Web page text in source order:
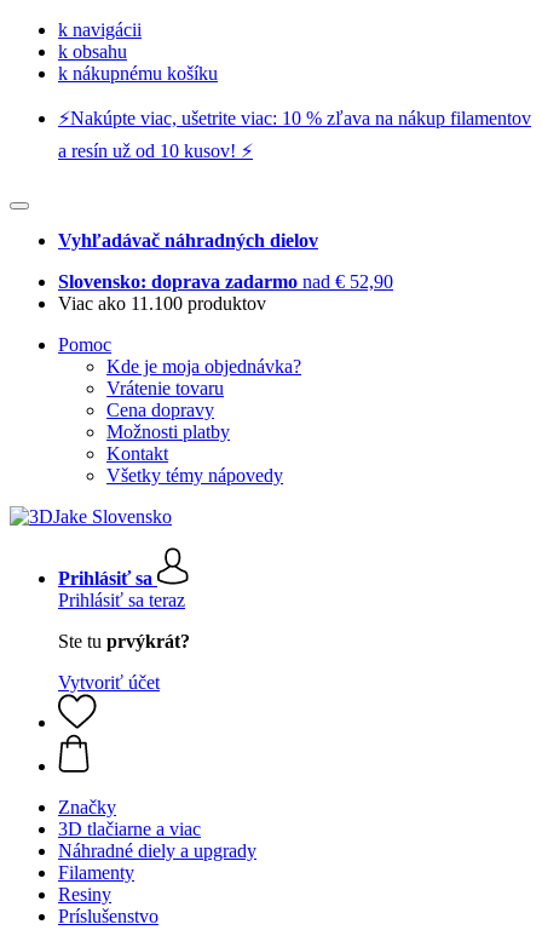
k navigácii
k obsahu
k nákupnému košíku
⚡️Nakúpte viac, ušetrite viac: 10 % zľava na nákup filamentov
a resín už od 10 kusov! ⚡️
Vyhľadávač náhradných dielov
Slovensko: doprava zadarmo nad € 52,90
Viac ako 11.100 produktov
Pomoc
Kde je moja objednávka?
Vrátenie tovaru
Cena dopravy
Možnosti platby
Kontakt
Všetky témy nápovedy
Prihlásiť sa
Prihlásiť sa teraz
Ste tu prvýkrát?
Vytvoriť účet
Značky
3D tlačiarne a viac
Náhradné diely a upgrady
Filamenty
Resiny
Príslušenstvo